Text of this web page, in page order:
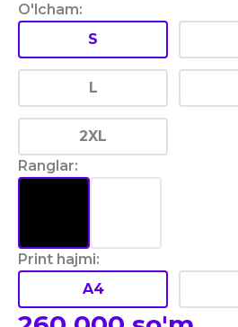
O'lcham:
S
L
2XL
Ranglar:
Print hajmi:
A4